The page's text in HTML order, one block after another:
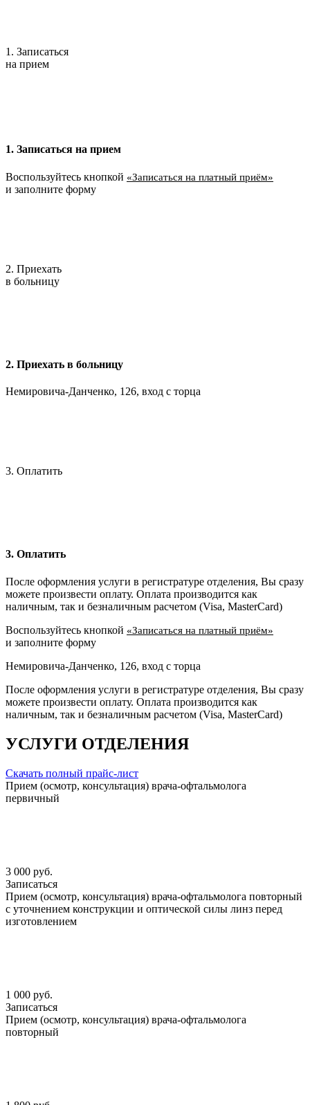
1. Записаться
на прием
1. Записаться на прием
Воспользуйтесь кнопкой «Записаться на платный приём»
и заполните форму
2. Приехать
в больницу
2. Приехать в больницу
Немировича-Данченко, 126, вход с торца
3. Оплатить
3. Оплатить
После оформления услуги в регистратуре отделения, Вы сразу
можете произвести оплату. Оплата производится как
наличным, так и безналичным расчетом (Visa, MasterCard)
Воспользуйтесь кнопкой «Записаться на платный приём»
и заполните форму
Немировича-Данченко, 126, вход с торца
После оформления услуги в регистратуре отделения, Вы сразу
можете произвести оплату. Оплата производится как
наличным, так и безналичным расчетом (Visa, MasterCard)
УСЛУГИ ОТДЕЛЕНИЯ
Скачать полный прайс-лист
Прием (осмотр, консультация) врача-офтальмолога
первичный
3 000 руб.
Записаться
Прием (осмотр, консультация) врача-офтальмолога повторный
с уточнением конструкции и оптической силы линз перед
изготовлением
1 000 руб.
Записаться
Прием (осмотр, консультация) врача-офтальмолога
повторный